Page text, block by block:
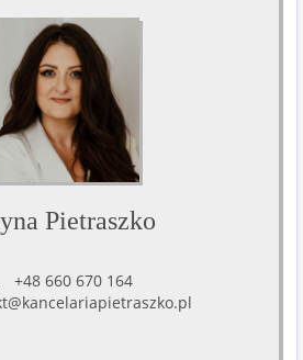
Pietraszko
+48 660 670 164